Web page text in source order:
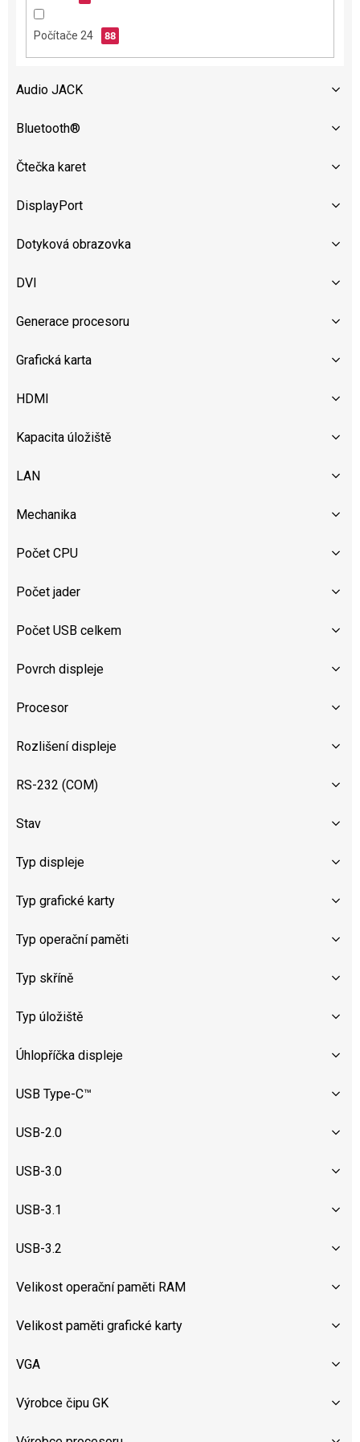
Počítače 24 88
Audio JACK
Bluetooth®
Čtečka karet
DisplayPort
Dotyková obrazovka
DVI
Generace procesoru
Grafická karta
HDMI
Kapacita úložiště
LAN
Mechanika
Počet CPU
Počet jader
Počet USB celkem
Povrch displeje
Procesor
Rozlišení displeje
RS-232 (COM)
Stav
Typ displeje
Typ grafické karty
Typ operační paměti
Typ skříně
Typ úložiště
Úhlopříčka displeje
USB Type-C™
USB-2.0
USB-3.0
USB-3.1
USB-3.2
Velikost operační paměti RAM
Velikost paměti grafické karty
VGA
Výrobce čipu GK